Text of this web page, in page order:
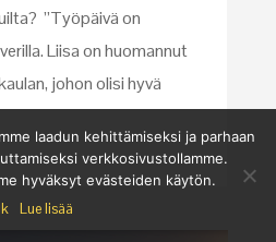
”Työpäivä on
Liisa on huomannut
johon olisi hyvä
laadun kehittämiseksi ja parhaan
verkkosivustollamme.
hyväksyt evästeiden käytön.
Lue lisää